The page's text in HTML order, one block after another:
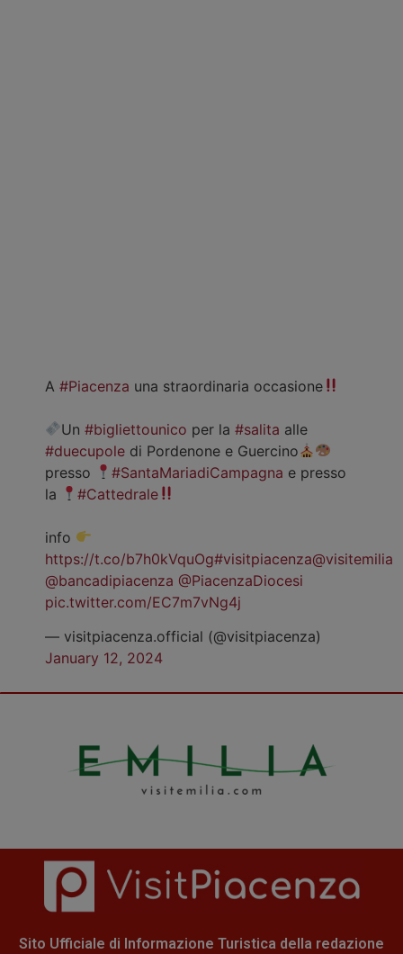
A #Piacenza una straordinaria occasione
Un#bigliettounico per la#salita alle
#duecupole di Pordenone e Guercino
presso
#SantaMariadiCampagna e presso
la
#Cattedrale
info
https://t.co/b7h0kVquOg#visitpiacenza@visitemilia
@bancadipiacenza @PiacenzaDiocesi
pic.twitter.com/EC7m7vNg4j
— visitpiacenza.official (@visitpiacenza)
January 12, 2024
Sito Ufficiale di Informazione Turistica della redazione